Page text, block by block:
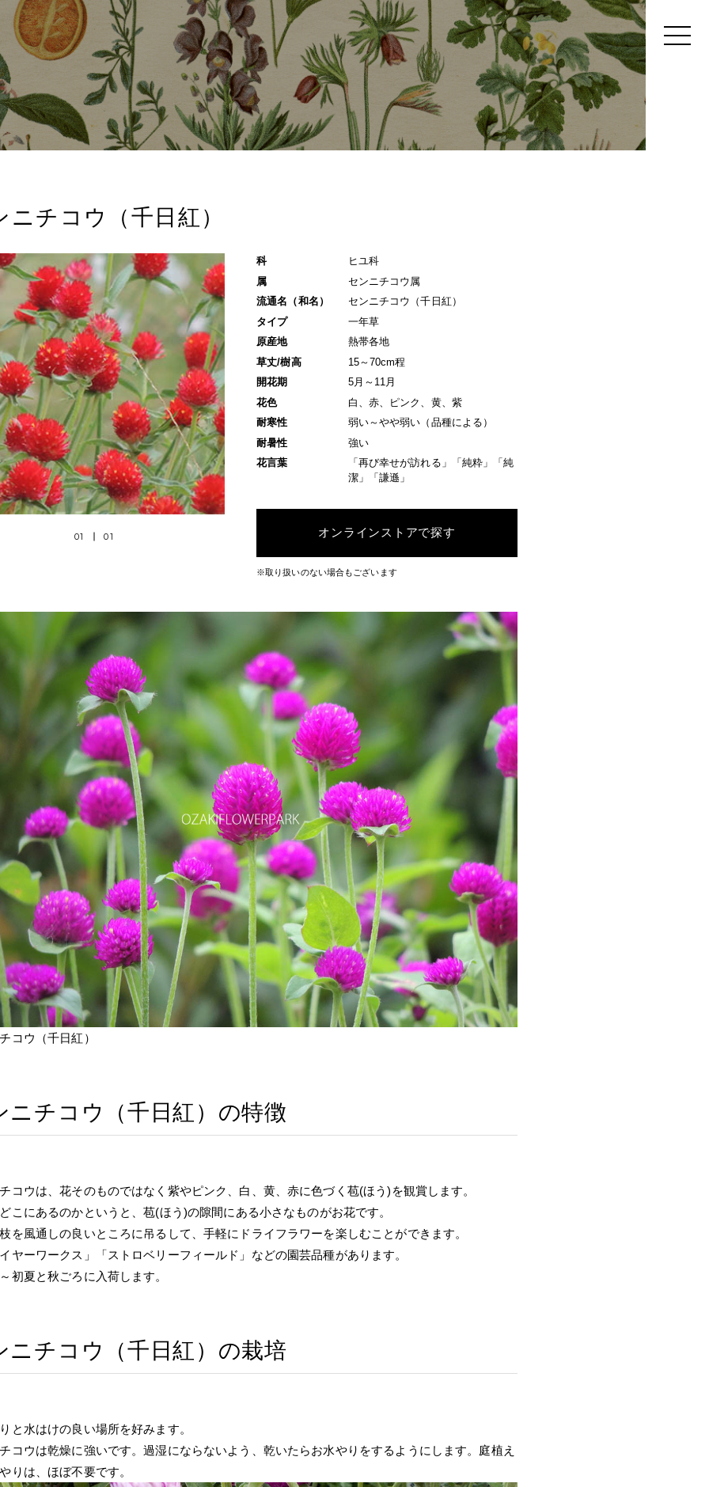
ニチコウ（千日紅）
01 01
科
ヒユ科
属
センニチコウ属
流通名（和名）
センニチコウ（千日紅）
タイプ
一年草
原産地
熱帯各地
草丈/樹高
15～70cm程
開花期
5月～11月
花色
白、赤、ピンク、黄、紫
耐寒性
弱い～やや弱い（品種による）
耐暑性
強い
花言葉
「再び幸せが訪れる」「純粋」「純
潔」「謙遜」
オンラインストアで探す
※取り扱いのない場合もございます
コウ（千日紅）
ニチコウ（千日紅）の特徴
コウは、花そのものではなく紫やピンク、白、黄、赤に色づく苞(ほう)を観賞します。
こにあるのかというと、苞(ほう)の隙間にある小さなものがお花です。
を風通しの良いところに吊るして、手軽にドライフラワーを楽しむことができます。
ヤーワークス」「ストロベリーフィールド」などの園芸品種があります。
初夏と秋ごろに入荷します。
ニチコウ（千日紅）の栽培
と水はけの良い場所を好みます。
コウは乾燥に強いです。過湿にならないよう、乾いたらお水やりをするようにします。庭植え
りは、ほぼ不要です。